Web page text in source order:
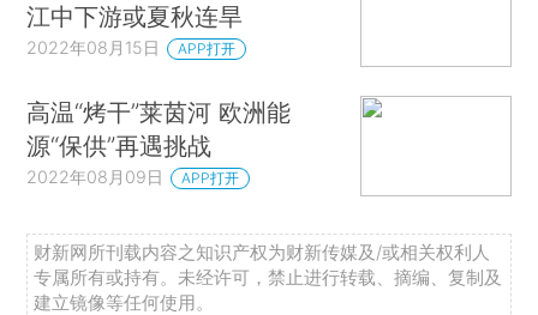
江中下游或夏秋连旱
2022年08月15日 APP打开
高温“烤干”莱茵河 欧洲能
源“保供”再遇挑战
2022年08月09日 APP打开
财新网所刊载内容之知识产权为财新传媒及/或相关权利人
专属所有或持有。未经许可，禁止进行转载、摘编、复制及
建立镜像等任何使用。